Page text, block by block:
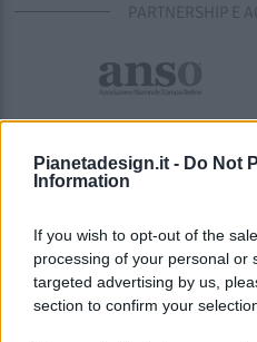
Pianetadesign.it - Do Not
Information
If you wish to opt-out of the
processing of your personal or
targeted advertising by us,
section to confirm your
PARTNERSHIP E
© 2026 - Pianeta Design -
Registrata Al Tribunale Di